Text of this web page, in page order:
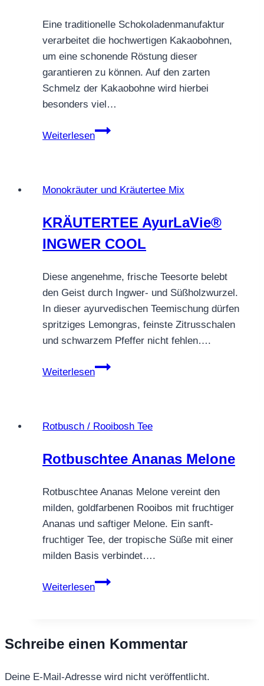
Eine traditionelle Schokoladenmanufaktur
verarbeitet die hochwertigen Kakaobohnen,
um eine schonende Röstung dieser
garantieren zu können. Auf den zarten
Schmelz der Kakaobohne wird hierbei
besonders viel…
Weiterlesen
SCHOKO
Monokräuter und Kräutertee Mix
KRÄUTERTEE AyurLaVie®
INGWER COOL
Diese angenehme, frische Teesorte belebt
den Geist durch Ingwer- und Süßholzwurzel.
In dieser ayurvedischen Teemischung dürfen
spritziges Lemongras, feinste Zitrusschalen
und schwarzem Pfeffer nicht fehlen….
Weiterlesen
KRÄUTERTEE
Rotbusch / Rooibosh Tee
Rotbuschtee Ananas Melone
Rotbuschtee Ananas Melone vereint den
milden, goldfarbenen Rooibos mit fruchtiger
Ananas und saftiger Melone. Ein sanft-
fruchtiger Tee, der tropische Süße mit einer
milden Basis verbindet….
Weiterlesen
Rotbuschtee
Schreibe einen Kommentar
Deine E-Mail-Adresse wird nicht veröffentlicht.